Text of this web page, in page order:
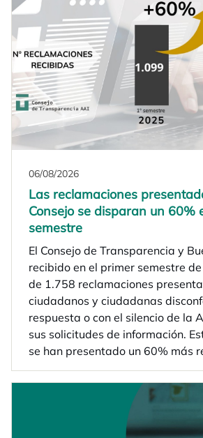
06/08/2026
Las reclamaciones
Consejo se disparan un 60%
semestre
El Consejo de Transparencia y
recibido en el primer semestre
de 1.758 reclamaciones
ciudadanos y ciudadanas
respuesta o con el silencio de la
sus solicitudes de información.
se han presentado un 60% más
que en el mismo periodo de